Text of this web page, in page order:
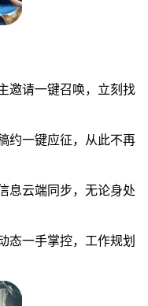
请一键召唤，立刻找
一键应征，从此不再
云端同步，无论身处
一手掌控，工作规划